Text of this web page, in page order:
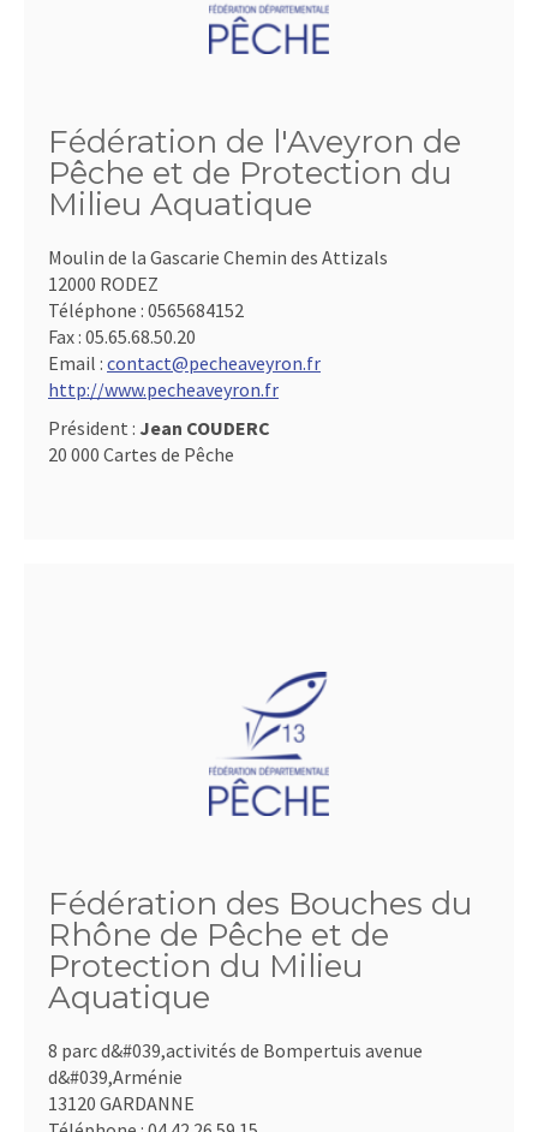
Fédération de l'Aveyron de
Pêche et de Protection du
Milieu Aquatique
Moulin de la Gascarie Chemin des Attizals
12000 RODEZ
Téléphone : 0565684152
Fax : 05.65.68.50.20
Email : contact@pecheaveyron.fr
http://www.pecheaveyron.fr
Président : Jean COUDERC
20 000 Cartes de Pêche
Fédération des Bouches du
Rhône de Pêche et de
Protection du Milieu
Aquatique
8 parc d&#039,activités de Bompertuis avenue
d&#039,Arménie
13120 GARDANNE